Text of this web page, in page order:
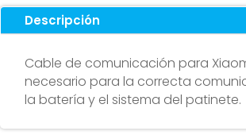
GO
cantidad
Descripción
Cable de comunicación para
necesario para la correcta
la batería y el sistema del patinete.